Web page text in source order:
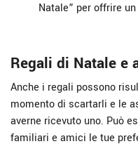
Natale” per offrire
Regali di Natale e
Anche i regali possono
momento di scartarli e le
averne ricevuto uno. Può
familiari e amici le tue